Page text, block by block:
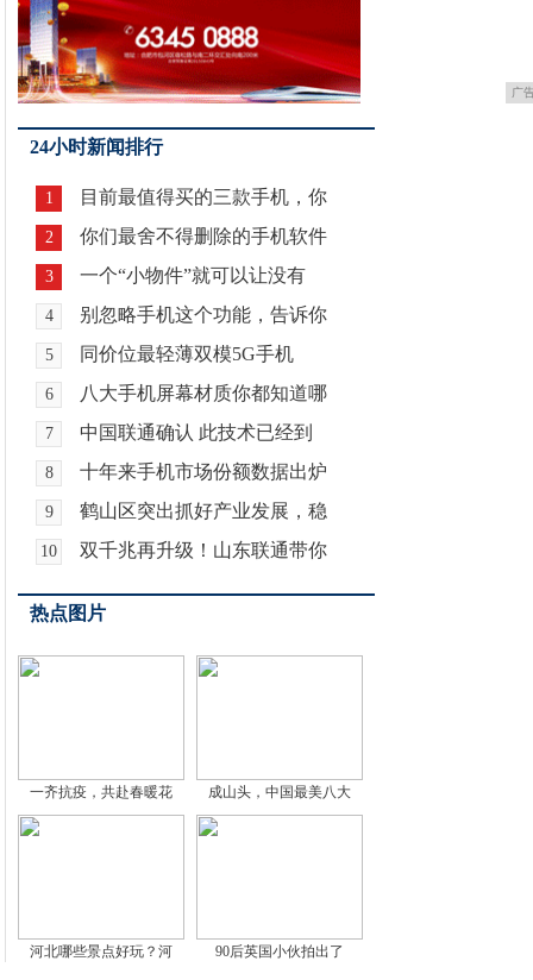
广
24小时新闻排行
1 目前最值得买的三款手机，你
2 你们最舍不得删除的手机软件
3 一个“小物件”就可以让没有
4 别忽略手机这个功能，告诉你
5 同价位最轻薄双模5G手机
6 八大手机屏幕材质你都知道哪
7 中国联通确认 此技术已经到
8 十年来手机市场份额数据出炉
9 鹤山区突出抓好产业发展，稳
10 双千兆再升级！山东联通带你
热点图片
一齐抗疫，共赴春暖花 成山头，中国最美八大
河北哪些景点好玩？河 90后英国小伙拍出了